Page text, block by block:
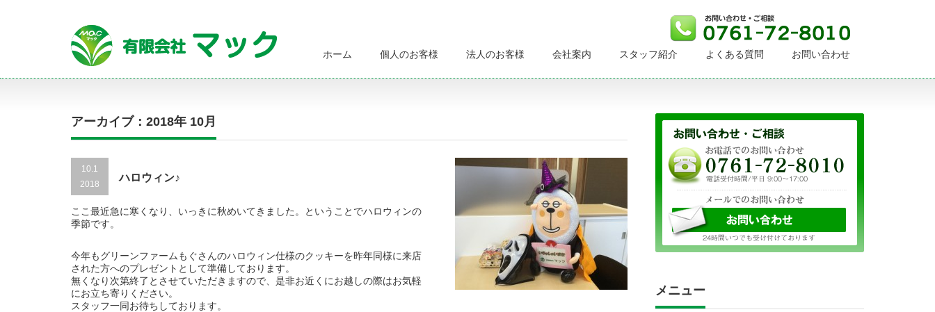
ホーム 個人のお客様 法人のお客様 会社案内 スタッフ紹介 よくある質問 お問い合わせ
アーカイブ：2018年 10月
10.1
2018
ハロウィン♪
ここ最近急に寒くなり、いっきに秋めいてきました。ということでハロウィンの
季節です。
今年もグリーンファームもぐさんのハロウィン仕様のクッキーを昨年同様に来店
された方へのプレゼントとして準備しております。
無くなり次第終了とさせていただきますので、是非お近くにお越しの際はお気軽
にお立ち寄りください。
スタッフ一同お待ちしております。
メニュー